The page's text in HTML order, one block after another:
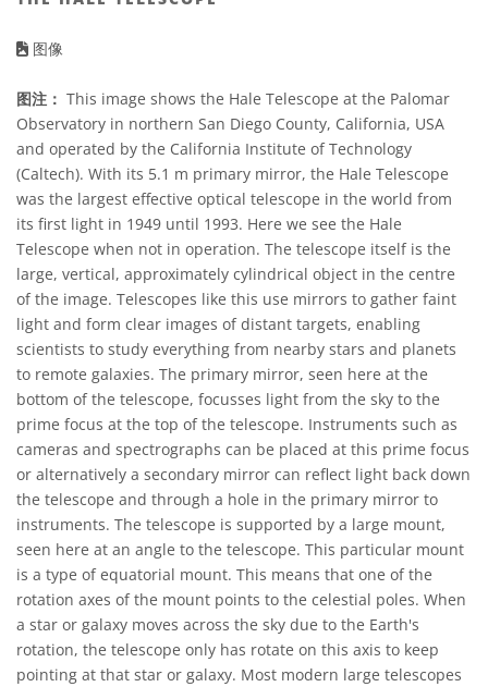
图像
图注： This image shows the Hale Telescope at the Palomar
Observatory in northern San Diego County, California, USA
and operated by the California Institute of Technology
(Caltech). With its 5.1 m primary mirror, the Hale Telescope
was the largest effective optical telescope in the world from
its first light in 1949 until 1993. Here we see the Hale
Telescope when not in operation. The telescope itself is the
large, vertical, approximately cylindrical object in the centre
of the image. Telescopes like this use mirrors to gather faint
light and form clear images of distant targets, enabling
scientists to study everything from nearby stars and planets
to remote galaxies. The primary mirror, seen here at the
bottom of the telescope, focusses light from the sky to the
prime focus at the top of the telescope. Instruments such as
cameras and spectrographs can be placed at this prime focus
or alternatively a secondary mirror can reflect light back down
the telescope and through a hole in the primary mirror to
instruments. The telescope is supported by a large mount,
seen here at an angle to the telescope. This particular mount
is a type of equatorial mount. This means that one of the
rotation axes of the mount points to the celestial poles. When
a star or galaxy moves across the sky due to the Earth's
rotation, the telescope only has rotate on this axis to keep
pointing at that star or galaxy. Most modern large telescopes